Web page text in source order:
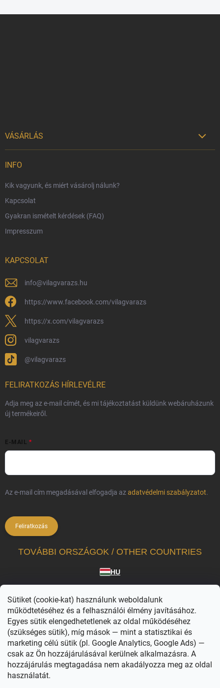
Sütiket (cookie-kat) használunk weboldalunk
működtetéséhez és a felhasználói élmény javításához.
Egyes sütik elengedhetetlenek az oldal működéséhez
(szükséges sütik), míg mások — mint a statisztikai és
marketing célú sütik (pl. Google Analytics, Google Ads) —
csak az Ön hozzájárulásával kerülnek alkalmazásra. A
hozzájárulás megtagadása nem akadályozza meg az oldal
használatát.
VÁSÁRLÁS 
Harry Potter bolt Magyarország
Rendelésem
Reklamáció és visszáru
Hűségprogram
Általános Szerződési Feltételek
Adatvédelmi feltételek
Védjegyek és szerzői jogok
Fémjelzés és nemesfém-tájékoztató
INFO
Kik vagyunk, és miért vásárolj nálunk?
Kapcsolat
Gyakran ismételt kérdések (FAQ)
Impresszum
KAPCSOLAT
info@vilagvarazs.hu
https://www.facebook.com/vilagvarazs
https://x.com/vilagvarazs
vilagvarazs
@vilagvarazs
FELIRATKOZÁS HÍRLEVÉLRE
Adja meg az e-mail címét, és mi tájékoztatást küldünk webáruházunk
új termékeiről.
E-MAIL
Az e-mail cím megadásával elfogadja azadatvédelmi szabályzatot.
Feliratkozás
TOVÁBBI ORSZÁGOK / OTHER COUNTRIES
HU
A WIZARDING WORLD karakterei, nevei és kapcsolódó megjelölései © & ™ Warner
Bros. Entertainment Inc. WB SHIELD: © & ™ WBEI. Kiadói jogok © JKR. (s26)